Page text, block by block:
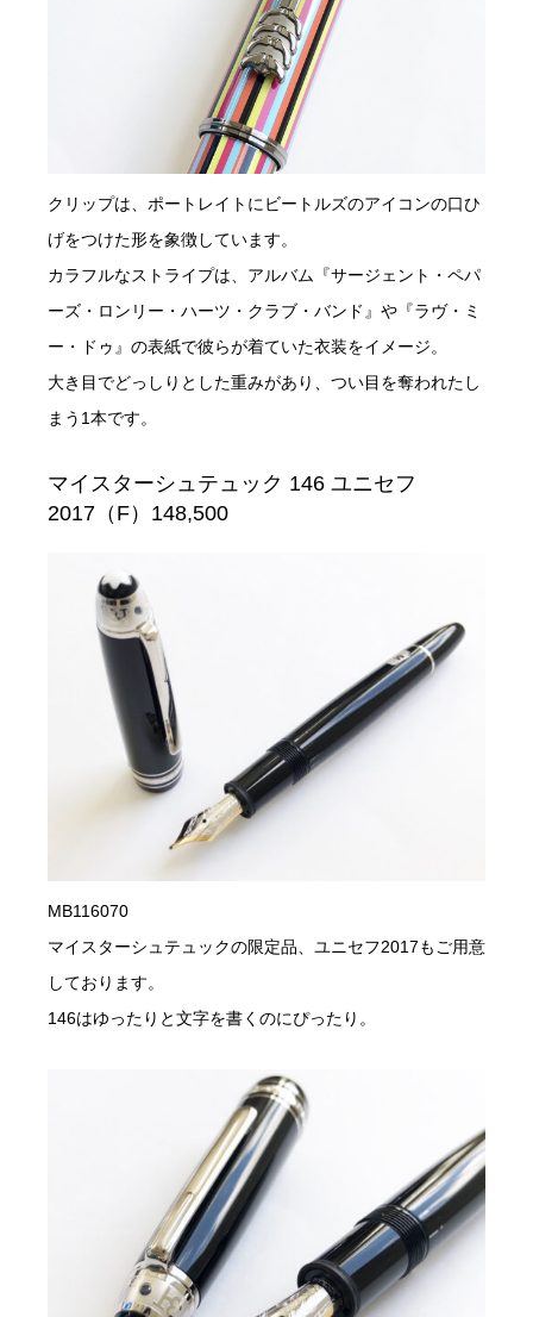
クリップは、ポートレイトにビートルズのアイコンの口ひ
げをつけた形を象徴しています。
カラフルなストライプは、アルバム『サージェント・ペパ
ーズ・ロンリー・ハーツ・クラブ・バンド』や『ラヴ・ミ
ー・ドゥ』の表紙で彼らが着ていた衣装をイメージ。
大き目でどっしりとした重みがあり、つい目を奪われたし
まう1本です。
マイスターシュテュック 146 ユニセフ
2017（F）148,500
MB116070
マイスターシュテュックの限定品、ユニセフ2017もご用意
しております。
146はゆったりと文字を書くのにぴったり。